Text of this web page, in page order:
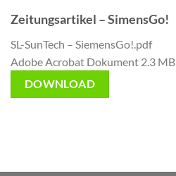
Zeitungsartikel – SimensGo!
SL-SunTech – SiemensGo!.pdf
Adobe Acrobat Dokument 2.3 MB
DOWNLOAD